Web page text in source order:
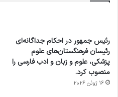
رئیس جمهور در احکام جداگانه‌ای
رئیسان فرهنگستان‌های علوم
پزشکی، علوم و زبان و ادب فارسی را
منصوب کرد.
16 ژوئن 2026